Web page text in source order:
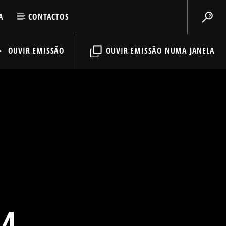
CONTACTOS
OUVIR EMISSÃO NUMA JANELA
OUVIR EMISSÃO